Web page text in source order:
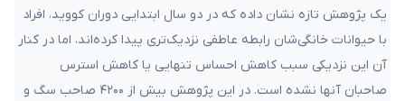
یک پژوهش تازه نشان داده که در دو سال ابتدایی دوران کووید، افراد
با حیوانات خانگی‌شان رابطه عاطفی نزدیک‌تری پیدا کرده‌اند، اما در کنار
آن این نزدیکی سبب کاهش احساس تنهایی یا کاهش استرس
صاحبان آنها نشده است. در این پژوهش بیش از ۴۲۰۰ صاحب سگ و